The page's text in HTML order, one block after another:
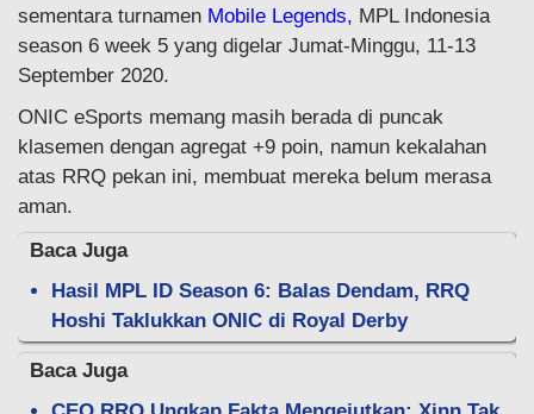
sementara turnamen Mobile Legends, MPL Indonesia
season 6 week 5 yang digelar Jumat-Minggu, 11-13
September 2020.
ONIC eSports memang masih berada di puncak
klasemen dengan agregat +9 poin, namun kekalahan
atas RRQ pekan ini, membuat mereka belum merasa
aman.
Baca Juga
Hasil MPL ID Season 6: Balas Dendam, RRQ
Hoshi Taklukkan ONIC di Royal Derby
Baca Juga